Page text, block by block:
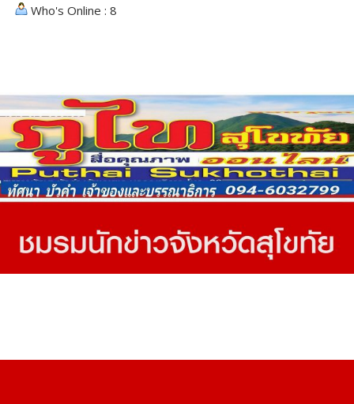
Who's Online : 8